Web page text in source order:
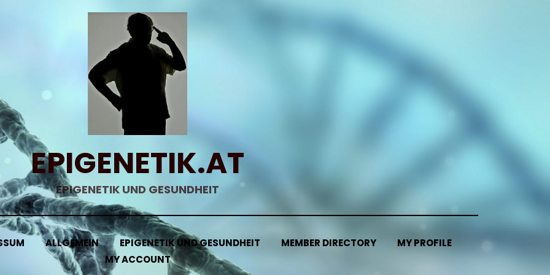
EPIGENETIK.AT
EPIGENETIK UND GESUNDHEIT
ALLGEMEIN EPIGENETIK UND GESUNDHEIT MEMBER DIRECTORY
MY PROFILE
MY ACCOUNT